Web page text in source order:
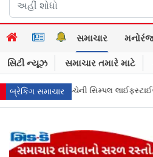
સમાચાર
સિટી ન્યૂઝ સમાચાર તમારે માટે
બ્રેકિંગ સમાચાર
ધૂમ મચાવે છે સોશિયલ મીડિયામાં માર્ક